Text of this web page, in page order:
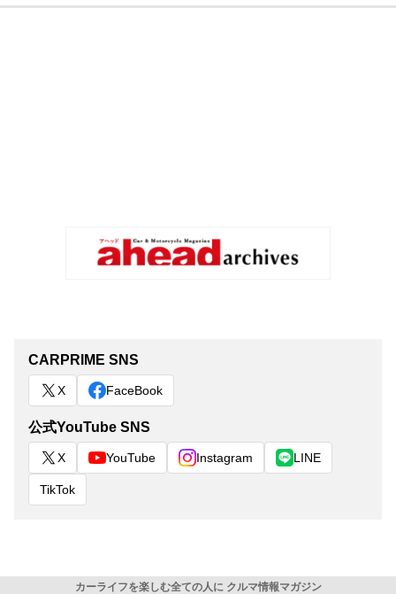
CARPRIME SNS
X FaceBook
公式YouTube SNS
X YouTube Instagram LINE
TikTok
カーライフを楽しむ全ての人に クルマ情報マガジン